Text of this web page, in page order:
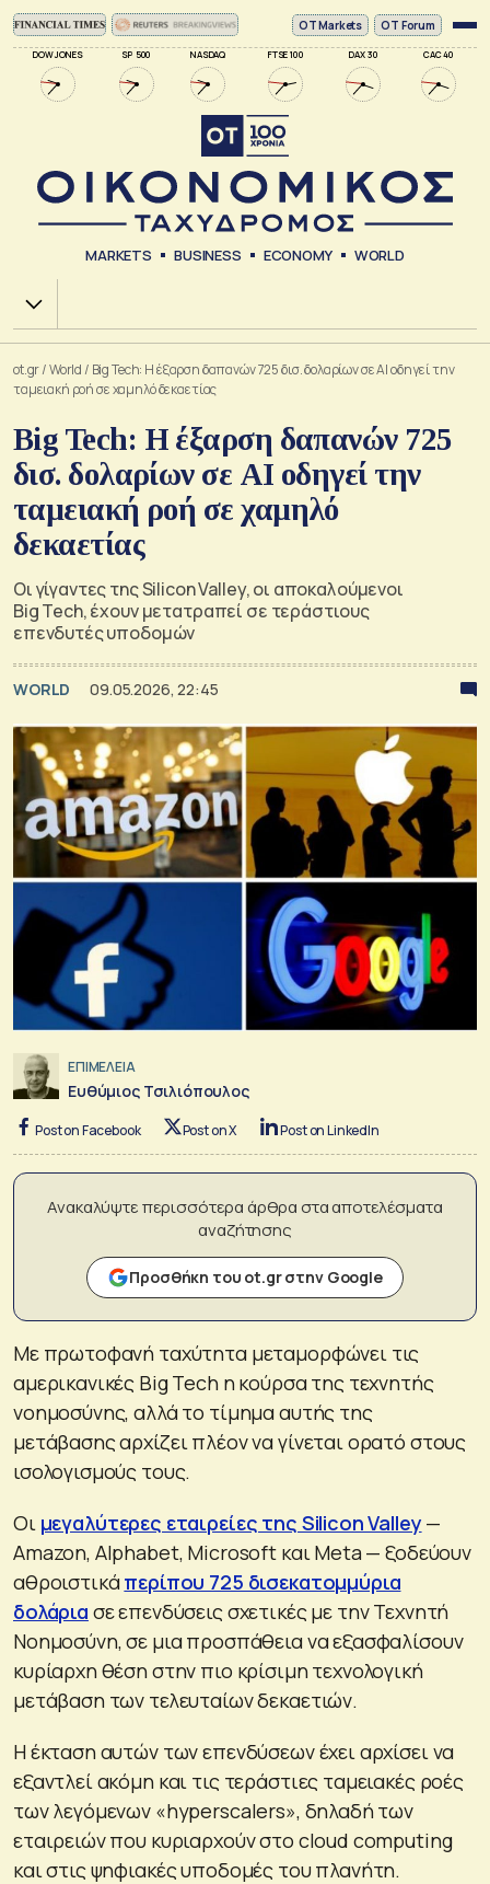
DOW JONES SP 500 NASDAQ FTSE 100 DAX 30 CAC 40
ΟΤ Markets OT Forum
MARKETS BUSINESS ECONOMY WORLD
Χ.Α.
ot.gr/World / Big Tech: Η έξαρση δαπανών 725 δισ. δολαρίων σε ΑΙ οδηγεί την
ταμειακή ροή σε χαμηλό δεκαετίας
Big Tech: Η έξαρση δαπανών 725
δισ. δολαρίων σε ΑΙ οδηγεί την
ταμειακή ροή σε χαμηλό
δεκαετίας
Οι γίγαντες της Silicon Valley, οι αποκαλούμενοι
Big Tech, έχουν μετατραπεί σε τεράστιους
επενδυτές υποδομών
WORLD 09.05.2026, 22:45
ΕΠΙΜΕΛΕΙΑ
Ευθύμιος Τσιλιόπουλος
Post on Facebook Post on X Post on LinkedIn
Ανακαλύψτε περισσότερα άρθρα στα αποτελέσματα
αναζήτησης
Προσθήκη του ot.gr στην Google
Με πρωτοφανή ταχύτητα μεταμορφώνει τις
αμερικανικές Big Tech η κούρσα της τεχνητής
νοημοσύνης, αλλά το τίμημα αυτής της
μετάβασης αρχίζει πλέον να γίνεται ορατό στους
ισολογισμούς τους.
Οι μεγαλύτερες εταιρείες της Silicon Valley —
Amazon, Alphabet, Microsoft και Meta — ξοδεύουν
αθροιστικάπερίπου 725 δισεκατομμύρια
δολάρια σε επενδύσεις σχετικές με την Τεχνητή
Νοημοσύνη, σε μια προσπάθεια να εξασφαλίσουν
κυρίαρχη θέση στην πιο κρίσιμη τεχνολογική
μετάβαση των τελευταίων δεκαετιών.
Η έκταση αυτών των επενδύσεων έχει αρχίσει να
εξαντλεί ακόμη και τις τεράστιες ταμειακές ροές
των λεγόμενων «hyperscalers», δηλαδή των
εταιρειών που κυριαρχούν στο cloud computing
και στις ψηφιακές υποδομές του πλανήτη.